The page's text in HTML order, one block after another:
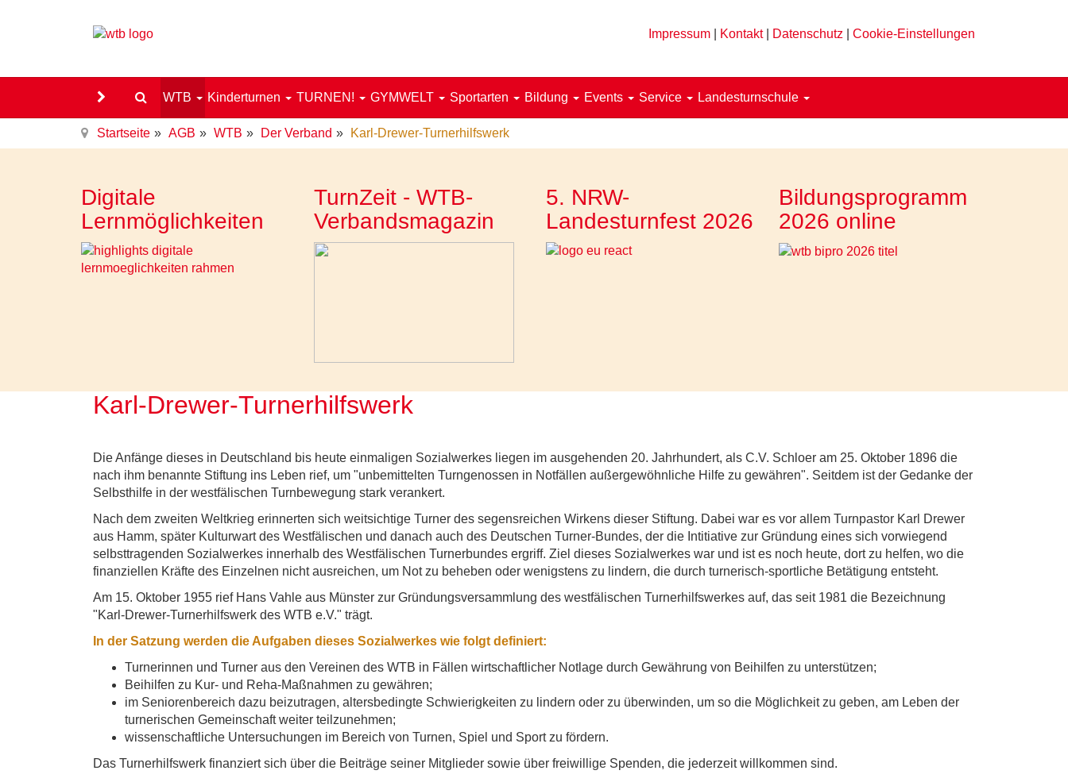
Impressum Kontakt| Datenschutz Cookie-Einstellungen
WTB Kinderturnen TURNEN! GYMWELT Sportarten Bildung Events Service Landesturnschule
Startseite AGB WTB Der Verband Karl-Drewer-Turnerhilfswerk
Digitale
Lernmöglichkeiten
TurnZeit - WTB-
Verbandsmagazin
5. NRW-
Landesturnfest 2026
Bildungsprogramm
2026 online
Karl-Drewer-Turnerhilfswerk
Die Anfänge dieses in Deutschland bis heute einmaligen Sozialwerkes liegen im ausgehenden 20. Jahrhundert, als C.V. Schloer am 25. Oktober 1896 die
nach ihm benannte Stiftung ins Leben rief, um "unbemittelten Turngenossen in Notfällen außergewöhnliche Hilfe zu gewähren". Seitdem ist der Gedanke der
Selbsthilfe in der westfälischen Turnbewegung stark verankert.
Nach dem zweiten Weltkrieg erinnerten sich weitsichtige Turner des segensreichen Wirkens dieser Stiftung. Dabei war es vor allem Turnpastor Karl Drewer
aus Hamm, später Kulturwart des Westfälischen und danach auch des Deutschen Turner-Bundes, der die Intitiative zur Gründung eines sich vorwiegend
selbsttragenden Sozialwerkes innerhalb des Westfälischen Turnerbundes ergriff. Ziel dieses Sozialwerkes war und ist es noch heute, dort zu helfen, wo die
finanziellen Kräfte des Einzelnen nicht ausreichen, um Not zu beheben oder wenigstens zu lindern, die durch turnerisch-sportliche Betätigung entsteht.
Am 15. Oktober 1955 rief Hans Vahle aus Münster zur Gründungsversammlung des westfälischen Turnerhilfswerkes auf, das seit 1981 die Bezeichnung
"Karl-Drewer-Turnerhilfswerk des WTB e.V." trägt.
In der Satzung werden die Aufgaben dieses Sozialwerkes wie folgt definiert:
Turnerinnen und Turner aus den Vereinen des WTB in Fällen wirtschaftlicher Notlage durch Gewährung von Beihilfen zu unterstützen;
Beihilfen zu Kur- und Reha-Maßnahmen zu gewähren;
im Seniorenbereich dazu beizutragen, altersbedingte Schwierigkeiten zu lindern oder zu überwinden, um so die Möglichkeit zu geben, am Leben der
turnerischen Gemeinschaft weiter teilzunehmen;
wissenschaftliche Untersuchungen im Bereich von Turnen, Spiel und Sport zu fördern.
Das Turnerhilfswerk finanziert sich über die Beiträge seiner Mitglieder sowie über freiwillige Spenden, die jederzeit willkommen sind.